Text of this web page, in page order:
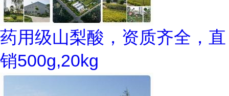
药用级山梨酸，资质齐全，直
销500g,20kg